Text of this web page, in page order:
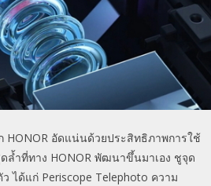
อัดแน่นด้วยประสิทธิภาพการใช้
ำที่ทาง HONOR พัฒนาขึ้นมาเอง ชูจุด
ได้แก่ Periscope Telephoto ความ